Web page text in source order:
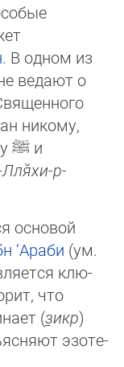
. В одном из
ведают о
никому,
ﷺ и
р-
основой
‘Араби (ум.
клю­
что
(з̱икр)
эзо­те­